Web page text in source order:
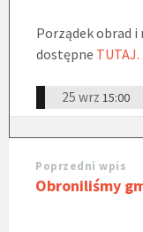
Porządek obrad i
dostępne TUTAJ.
25 wrz 15:00
Poprzedni wpis
Obroniliśmy